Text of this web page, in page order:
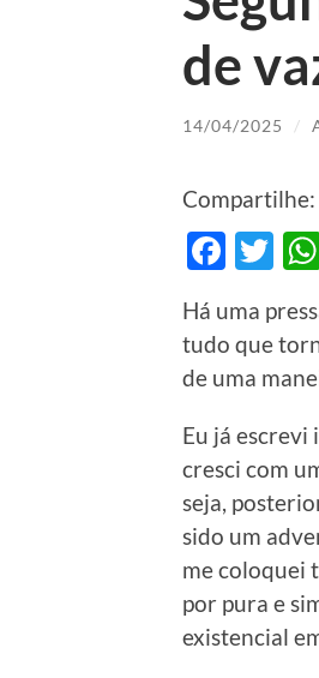
de
14/04/2025 /
Compartilhe:
Há uma
tudo que
de uma
Eu já escrevi
cresci com
seja,
sido um
me coloquei
por pura e
existencial